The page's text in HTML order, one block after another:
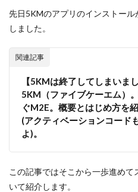
先日5KMのアプリのインストー
しました。
関連記事
【5KMは終了してしまいまし
5KM（ファイブケーエム）
ぐM2E。概要とはじめ方を
(アクティベーションコード
よ)。
この記事ではそこから一歩進め
いて紹介します。